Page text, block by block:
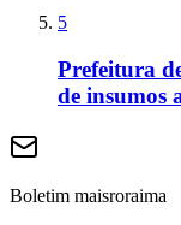
5
Prefeitura
de insumos
Boletim maisroraima